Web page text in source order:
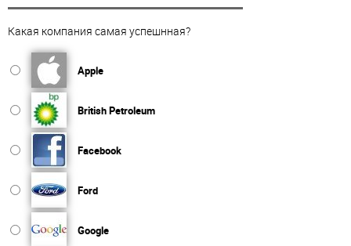
Какая компания самая успешнная?
Apple
British Petroleum
Facebook
Ford
Google